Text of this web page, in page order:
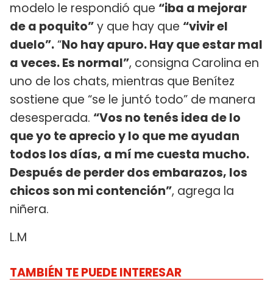
modelo le respondió que “iba a mejorar
de a poquito”y que hay que “vivir el
duelo”.“No hay apuro. Hay que estar mal
a veces. Es normal”, consigna Carolina en
uno de los chats, mientras que Benítez
sostiene que “se le juntó todo” de manera
desesperada. “Vos no tenés idea de lo
que yo te aprecio y lo que me ayudan
todos los días, a mí me cuesta mucho.
Después de perder dos embarazos, los
chicos son mi contención”, agrega la
niñera.
L.M
TAMBIÉN TE PUEDE INTERESAR